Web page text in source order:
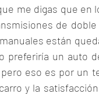
me digas que en
de
están
preferiría un auto
eso es por un
y la